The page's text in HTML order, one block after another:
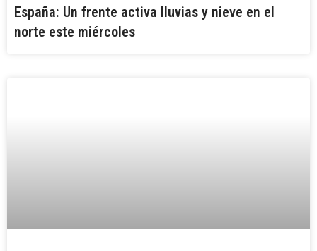
España: Un frente activa lluvias y nieve en el
norte este miércoles